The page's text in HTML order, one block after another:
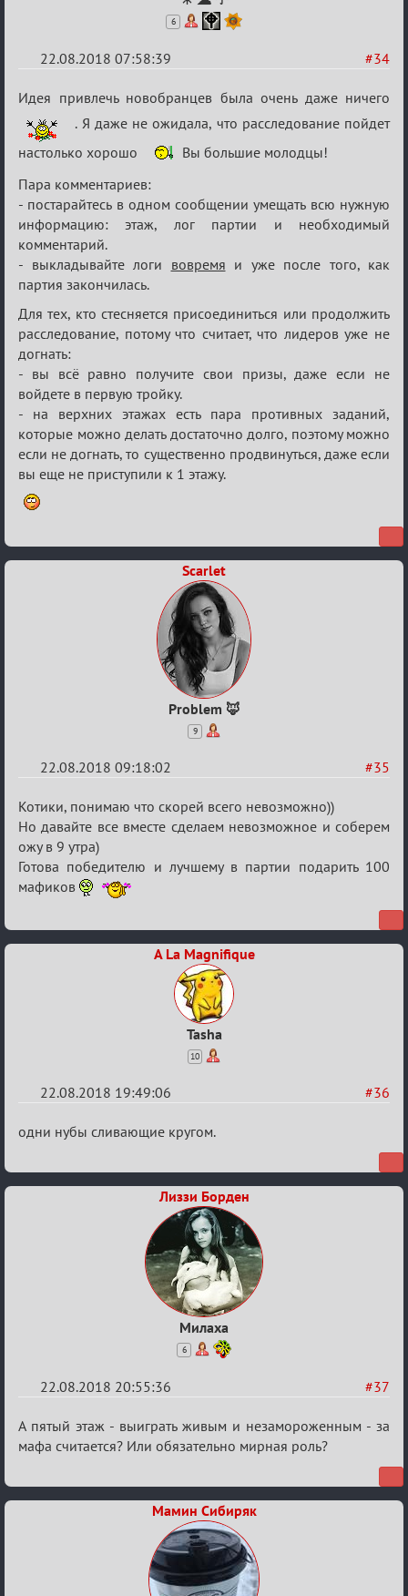
6
#34
22.08.2018 07:58:39
Re:
Обсуждение
"Hot
Building"
Идея привлечь новобранцев была очень даже ничего
. Я даже не ожидала, что расследование пойдет
настолько хорошо
Вы большие молодцы!
Пара комментариев:
- постарайтесь в одном сообщении умещать всю нужную
информацию: этаж, лог партии и необходимый
комментарий.
- выкладывайте логи вовремя и уже после того, как
партия закончилась.
Для тех, кто стесняется присоединиться или продолжить
расследование, потому что считает, что лидеров уже не
догнать:
- вы всё равно получите свои призы, даже если не
войдете в первую тройку.
- на верхних этажах есть пара противных заданий,
которые можно делать достаточно долго, поэтому можно
если не догнать, то существенно продвинуться, даже если
вы еще не приступили к 1 этажу.
Scarlet
Рroblem 🦊
9
#35
22.08.2018 09:18:02
Re:
Обсуждение
"Hot
Fuzz
Building"
Котики, понимаю что скорей всего невозможно))
Но давайте все вместе сделаем невозможное и соберем
ожу в 9 утра)
Готова победителю и лучшему в партии подарить 100
мафиков
A La Magnifique
Tasha
10
#36
22.08.2018 19:49:06
Re:
"Hot
одни нубы сливающие кругом.
Лиззи Борден
Милаха
6
#37
22.08.2018 20:55:36
Re:
Обсуждение
Fuzz
А пятый этаж - выиграть живым и незамороженным - за
мафа считается? Или обязательно мирная роль?
Мамин Сибиряк